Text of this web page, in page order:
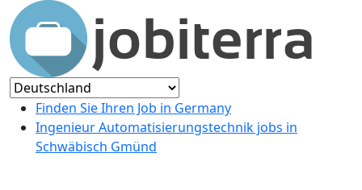
Finden Sie Ihren Job in Germany
Ingenieur Automatisierungstechnik jobs in
Schwäbisch Gmünd